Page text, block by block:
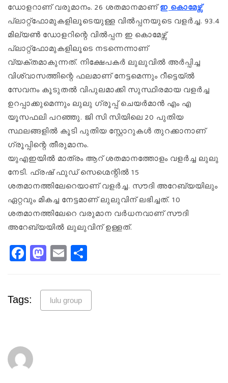
ഡോളറാണ് വരുമാനം. 26 ശതമാനമാണ്ഇ കൊമേഴ്സ്
പ്ലാറ്റ്ഫോമുകളിലൂടെയുള്ള വിൽപ്പനയുടെ വളർച്ച. 93.4
മില്യൺ ഡോളറിന്റെ വിൽപ്പന ഇ കൊമേഴ്സ്
പ്ലാറ്റ്ഫോമുകളിലൂടെ നടന്നെന്നാണ്
വ്യക്തമാകുന്നത്. നിക്ഷേപകർ ലുലുവിൽ അർപ്പിച്ച
വിശ്വാസത്തിന്റെ ഫലമാണ് നേട്ടമെന്നും റീട്ടെയ്ൽ
സേവനം കൂടുതൽ വിപുലമാക്കി സുസ്ഥിരമായ വളർച്ച
ഉറപ്പാക്കുമെന്നും ലുലു ഗ്രൂപ്പ് ചെയർമാൻ എം എ
യൂസഫലി പറഞ്ഞു. ജി സി സിയിലെ 20 പുതിയ
സ്ഥലങ്ങളിൽ കൂടി പുതിയ സ്റ്റോറുകൾ തുറക്കാനാണ്
ഗ്രൂപ്പിന്റെ തീരുമാനം.
യുഎഇയിൽ മാത്രം ആറ് ശതമാനത്തോളം വളർച്ച ലുലു
നേടി. ഫ്രഷ് ഫുഡ് സെഗ്മെന്റിൽ 15
ശതമാനത്തിലേറെയാണ് വളർച്ച. സൗദി അറേബ്യയിലും
ഏറ്റവും മികച്ച നേട്ടമാണ് ലുലുവിന് ലഭിച്ചത്. 10
ശതമാനത്തിലേറെ വരുമാന വർധനവാണ് സൗദി
അറേബ്യയിൽ ലുലുവിന് ഉള്ളത്.
Facebook
Mastodon
Email
Tags: lulu group